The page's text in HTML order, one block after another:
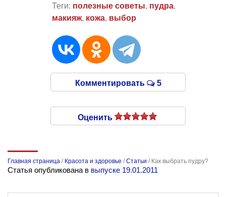
Теги: полезные советы, пудра,
макияж, кожа, выбор
Комментировать 5
Оценить
Главная страница / Красота и здоровье /Статьи / Как выбрать пудру?
Статья опубликована в выпуске 19.01.2011